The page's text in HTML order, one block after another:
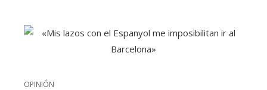
OPINIÓN